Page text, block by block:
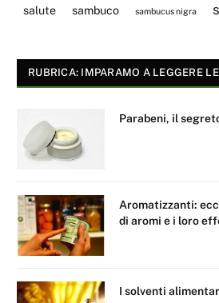
salute sambuco sambucus nigra
RUBRICA: IMPARAMO A LEGGERE
Parabeni, il
Aromatizzanti:
di aromi e i loro
I solventi